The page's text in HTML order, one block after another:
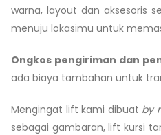
warna, layout dan aksesoris
menuju lokasimu untuk
Ongkos pengiriman dan
ada biaya tambahan untuk
Mengingat lift kami dibuat by
sebagai gambaran, lift kursi